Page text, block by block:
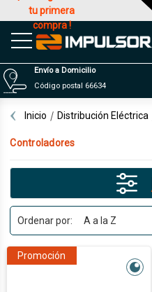
tu primera
compra !
Productos
Envío a Domicilio
Código postal 66634
Inicio Distribución Eléctrica
Controladores
Ordenar por:
Promoción